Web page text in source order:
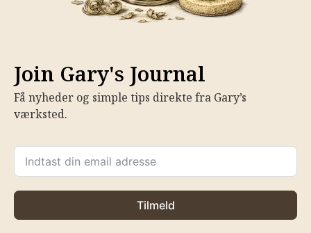
Join Gary's Journal
Få nyheder og simple tips direkte fra Gary’s
værksted.
Tilmeld